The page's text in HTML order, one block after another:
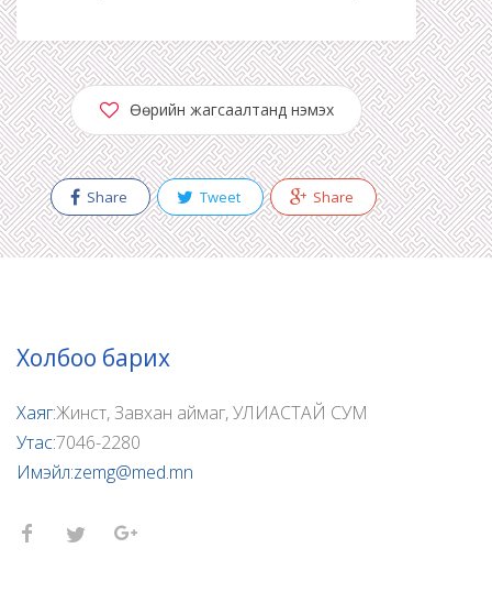
Өөрийн жагсаалтанд нэмэх
Share Tweet Share
Холбоо барих
Хаяг:Жинст, Завхан аймаг, УЛИАСТАЙ СУМ
Утас:7046-2280
Имэйл:zemg@med.mn